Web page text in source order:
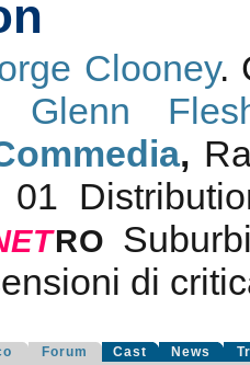
Clooney.
Glenn
,
TRO
di
Forum Cast News